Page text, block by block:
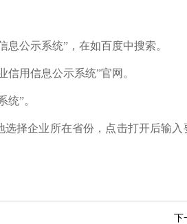
息公示系统”，在如百度中搜索。
信用信息公示系统”官网。
统”。
选择企业所在省份，点击打开后输
下